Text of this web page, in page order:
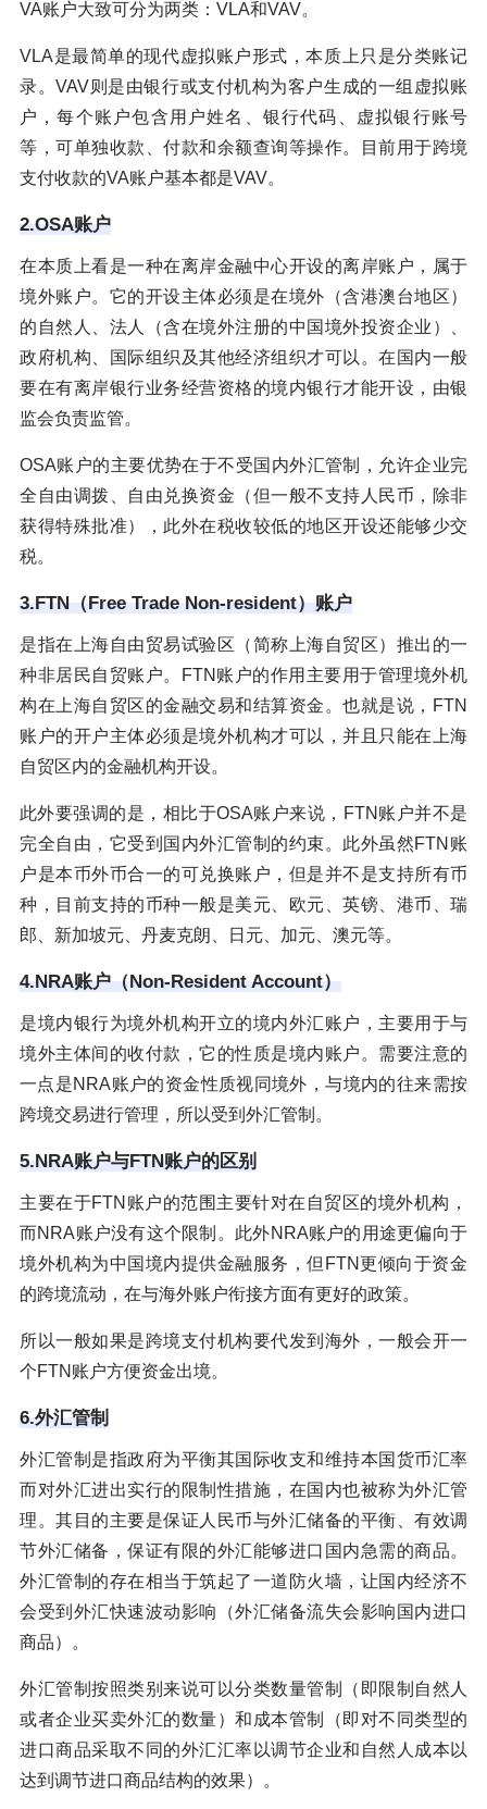
VA账户大致可分为两类：VLA和VAV。
VLA是最简单的现代虚拟账户形式，本质上只是分类账记
录。VAV则是由银行或支付机构为客户生成的一组虚拟账
户，每个账户包含用户姓名、银行代码、虚拟银行账号
等，可单独收款、付款和余额查询等操作。目前用于跨境
支付收款的VA账户基本都是VAV。
2.OSA账户
在本质上看是一种在离岸金融中心开设的离岸账户，属于
境外账户。它的开设主体必须是在境外（含港澳台地区）
的自然人、法人（含在境外注册的中国境外投资企业）、
政府机构、国际组织及其他经济组织才可以。在国内一般
要在有离岸银行业务经营资格的境内银行才能开设，由银
监会负责监管。
OSA账户的主要优势在于不受国内外汇管制，允许企业完
全自由调拨、自由兑换资金（但一般不支持人民币，除非
获得特殊批准），此外在税收较低的地区开设还能够少交
税。
3.FTN（Free Trade Non-resident）账户
是指在上海自由贸易试验区（简称上海自贸区）推出的一
种非居民自贸账户。FTN账户的作用主要用于管理境外机
构在上海自贸区的金融交易和结算资金。也就是说，FTN
账户的开户主体必须是境外机构才可以，并且只能在上海
自贸区内的金融机构开设。
此外要强调的是，相比于OSA账户来说，FTN账户并不是
完全自由，它受到国内外汇管制的约束。此外虽然FTN账
户是本币外币合一的可兑换账户，但是并不是支持所有币
种，目前支持的币种一般是美元、欧元、英镑、港币、瑞
郎、新加坡元、丹麦克朗、日元、加元、澳元等。
4.NRA账户（Non-Resident Account）
是境内银行为境外机构开立的境内外汇账户，主要用于与
境外主体间的收付款，它的性质是境内账户。需要注意的
一点是NRA账户的资金性质视同境外，与境内的往来需按
跨境交易进行管理，所以受到外汇管制。
5.NRA账户与FTN账户的区别
主要在于FTN账户的范围主要针对在自贸区的境外机构，
而NRA账户没有这个限制。此外NRA账户的用途更偏向于
境外机构为中国境内提供金融服务，但FTN更倾向于资金
的跨境流动，在与海外账户衔接方面有更好的政策。
所以一般如果是跨境支付机构要代发到海外，一般会开一
个FTN账户方便资金出境。
6.外汇管制
外汇管制是指政府为平衡其国际收支和维持本国货币汇率
而对外汇进出实行的限制性措施，在国内也被称为外汇管
理。其目的主要是保证人民币与外汇储备的平衡、有效调
节外汇储备，保证有限的外汇能够进口国内急需的商品。
外汇管制的存在相当于筑起了一道防火墙，让国内经济不
会受到外汇快速波动影响（外汇储备流失会影响国内进口
商品）。
外汇管制按照类别来说可以分类数量管制（即限制自然人
或者企业买卖外汇的数量）和成本管制（即对不同类型的
进口商品采取不同的外汇汇率以调节企业和自然人成本以
达到调节进口商品结构的效果）。